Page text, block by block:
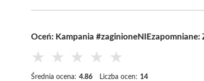
Oceń: Kampania
★ ★ ★ ★ ★
Średnia ocena: 4.86 Liczba ocen: 14